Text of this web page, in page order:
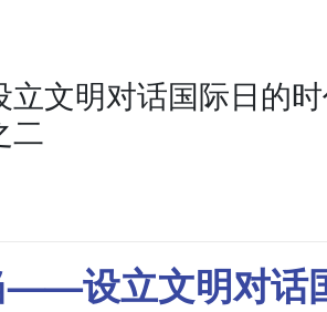
文明对话国际日的时
二
——设立文明对话